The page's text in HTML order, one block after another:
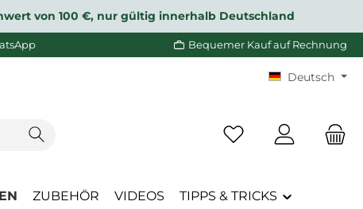
von 100 €, nur gültig innerhalb Deutschland
Bequemer Kauf auf Rechnung
Deutsch
Du hast 0 Produkte
ZUBEHÖR VIDEOS TIPPS & TRICKS